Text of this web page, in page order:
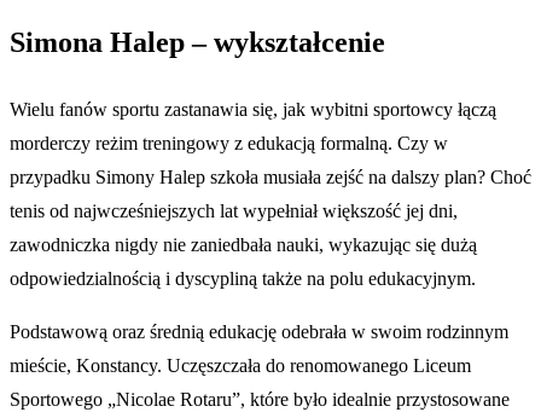
Simona Halep – wykształcenie
Wielu fanów sportu zastanawia się, jak wybitni sportowcy łączą
morderczy reżim treningowy z edukacją formalną. Czy w
przypadku Simony Halep szkoła musiała zejść na dalszy plan? Choć
tenis od najwcześniejszych lat wypełniał większość jej dni,
zawodniczka nigdy nie zaniedbała nauki, wykazując się dużą
odpowiedzialnością i dyscypliną także na polu edukacyjnym.
Podstawową oraz średnią edukację odebrała w swoim rodzinnym
mieście, Konstancy. Uczęszczała do renomowanego Liceum
Sportowego „Nicolae Rotaru”, które było idealnie przystosowane